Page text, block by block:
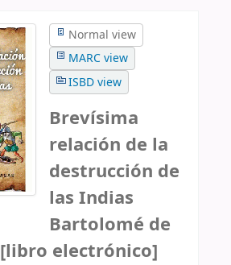
Normal view
MARC view
ISBD view
Brevísima
relación de la
destrucción de
las Indias
Bartolomé de
[libro electrónico]